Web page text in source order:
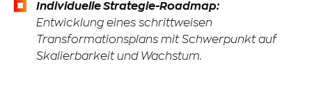
Individuelle Strategie-Roadmap:
Entwicklung eines schrittweisen
Transformationsplans mit Schwerpunkt auf
Skalierbarkeit und Wachstum.